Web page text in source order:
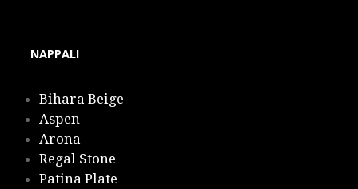
NAPPALI
Bihara Beige
Aspen
Arona
Regal Stone
Patina Plate